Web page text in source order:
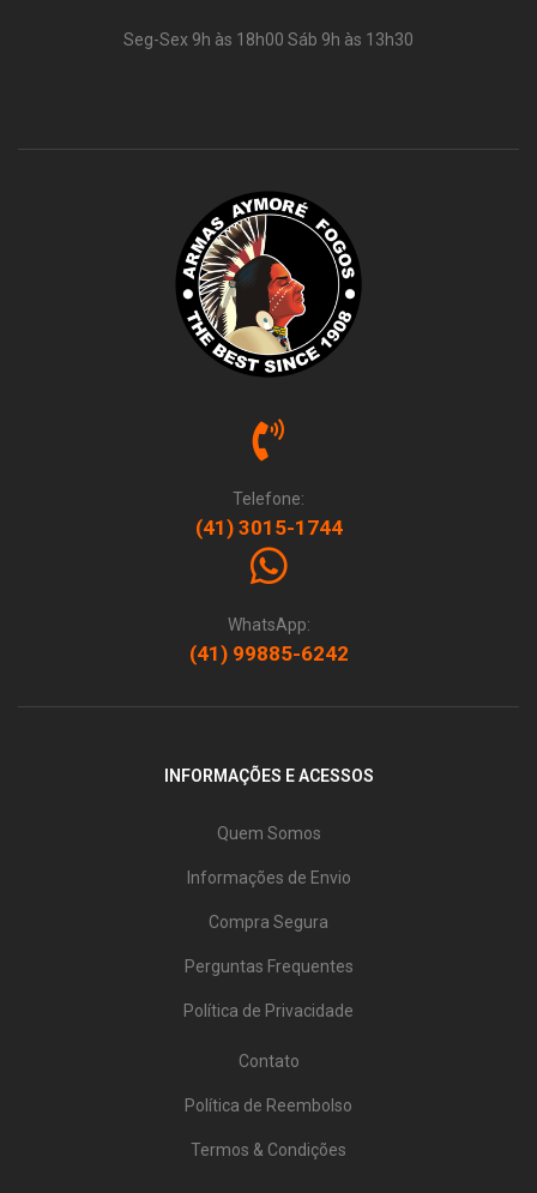
Seg-Sex 9h às 18h00 Sáb 9h às 13h30
Telefone:
(41) 3015-1744
WhatsApp:
(41) 99885-6242
INFORMAÇÕES E ACESSOS
Quem Somos
Informações de Envio
Compra Segura
Perguntas Frequentes
Política de Privacidade
Contato
Política de Reembolso
Termos & Condições